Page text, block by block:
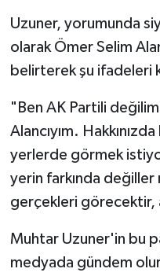
Uzuner, yorumunda
olarak Ömer Selim
belirterek şu ifadeleri
"Ben AK Partili
Alancıyım.
yerlerde görmek
yerin farkında
gerçekleri görecektir,
Muhtar Uzuner'in bu
medyada gündem
Spor
Yaşam